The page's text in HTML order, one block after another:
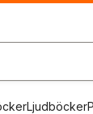
Ljudböcker